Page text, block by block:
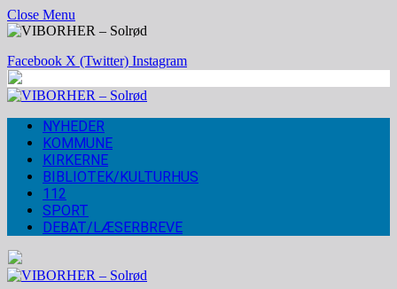
Close Menu
Facebook X (Twitter) Instagram
NYHEDER
KOMMUNE
KIRKERNE
BIBLIOTEK/KULTURHUS
112
SPORT
DEBAT/LÆSERBREVE